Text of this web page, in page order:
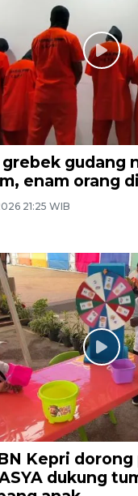
grebek gudang
enam orang
21:25 WIB
Kepri dorong
dukung